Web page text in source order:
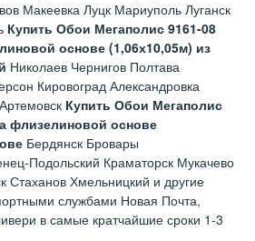
Макеевка Луцк Мариуполь Луганск
Купить Обои Мегаполис 9161-08
основе (1,06х10,05м) из
Николаев Чернигов Полтава
Кировоград Александровка
Купить Обои Мегаполис
флизелиновой основе
Бердянск Бровары
Подольский Краматорск Мукачево
Стаханов Хмельницкий и другие
службами Новая Почта,
в самые кратчайшие сроки 1-3